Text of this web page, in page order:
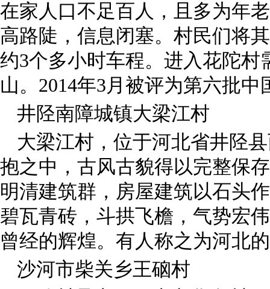
在家人口不足百人，且多为年
高路陡，信息闭塞。村民们将
约3个多小时车程。进入花陀村
山。 2014年3月被评为第六批中
井陉南障城镇大梁江村
大梁江村，位于河北省井陉
抱之中，古风古貌得以完整保
明清建筑群，房屋建筑以石头
碧瓦青砖，斗拱飞檐，气势宏
曾经的辉煌。有人称之为河北
沙河市柴关乡王硇村